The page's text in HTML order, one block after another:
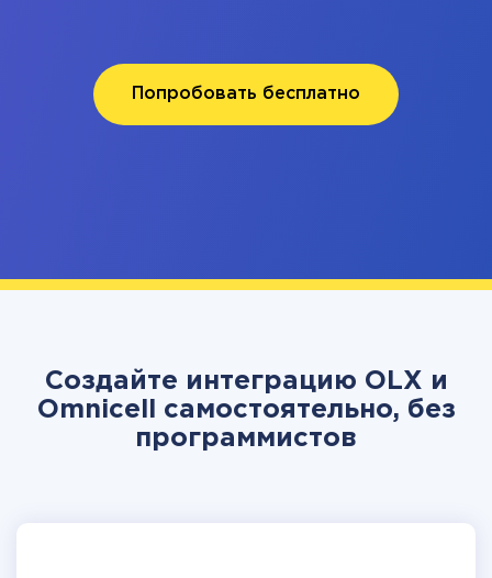
Попробовать бесплатно
Создайте интеграцию OLX и
Omnicell самостоятельно, без
программистов